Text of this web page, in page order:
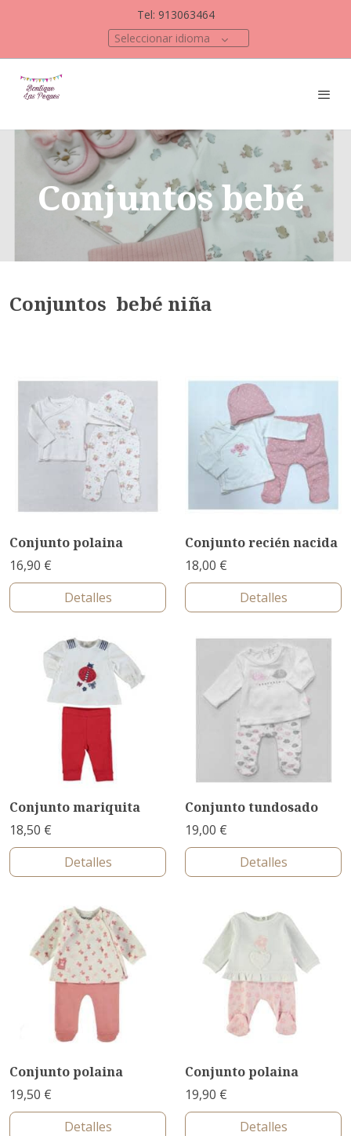
Tel: 913063464
Seleccionar idioma
Conjuntos bebé
Conjuntos bebé niña
Conjunto polaina
16,90 €
Detalles
Conjunto recién nacida
18,00 €
Detalles
Conjunto mariquita
18,50 €
Detalles
Conjunto tundosado
19,00 €
Detalles
Conjunto polaina
19,50 €
Detalles
Conjunto polaina
19,90 €
Detalles